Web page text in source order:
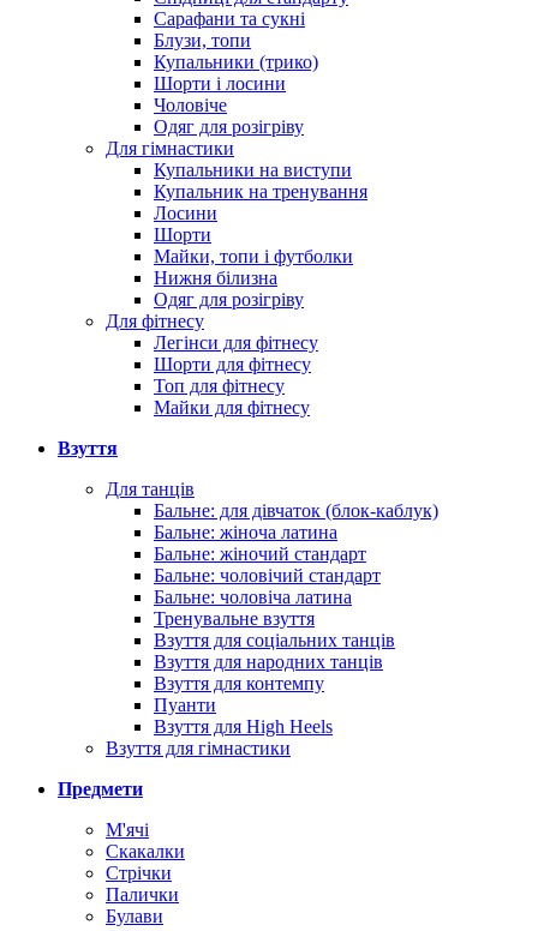
Сарафани та сукні
Блузи, топи
Купальники (трико)
Шорти і лосини
Чоловіче
Одяг для розігріву
Для гімнастики
Купальники на виступи
Купальник на тренування
Лосини
Шорти
Майки, топи і футболки
Нижня білизна
Одяг для розігріву
Для фітнесу
Легінси для фітнесу
Шорти для фітнесу
Топ для фітнесу
Майки для фітнесу
Взуття
Для танців
Бальне: для дівчаток (блок-каблук)
Бальне: жіноча латина
Бальне: жіночий стандарт
Бальне: чоловічий стандарт
Бальне: чоловіча латина
Тренувальне взуття
Взуття для соціальних танців
Взуття для народних танців
Взуття для контемпу
Пуанти
Взуття для High Heels
Взуття для гімнастики
Предмети
М'ячі
Скакалки
Стрічки
Палички
Булави